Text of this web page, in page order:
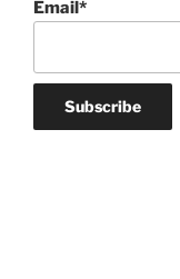
Email*